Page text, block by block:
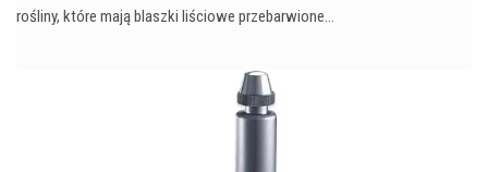
rośliny, które mają blaszki liściowe przebarwione…